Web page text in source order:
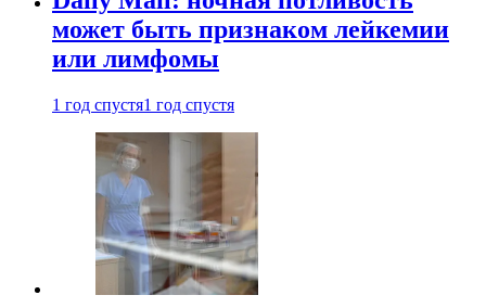
может быть признаком лейкемии
или лимфомы
1 год спустя1 год спустя